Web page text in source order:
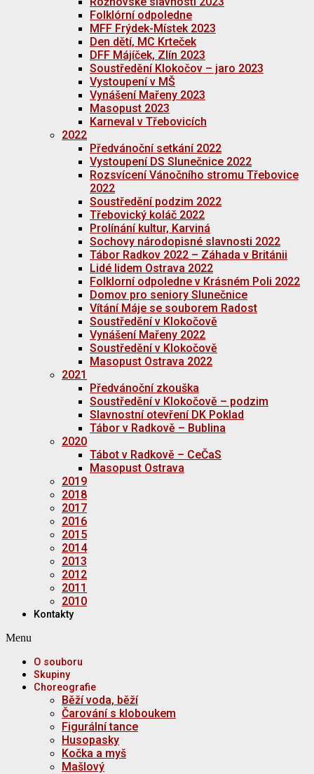
Folklórní odpoledne
MFF Frýdek-Místek 2023
Den dětí, MC Krteček
DFF Májíček, Zlín 2023
Soustředění Klokočov – jaro 2023
Vystoupení v MŠ
Vynášení Mařeny 2023
Masopust 2023
Karneval v Třebovicích
2022
Předvánoční setkání 2022
Vystoupení DS Slunečnice 2022
Rozsvícení Vánočního stromu Třebovice
2022
Soustředění podzim 2022
Třebovický koláč 2022
Prolínání kultur, Karviná
Sochovy národopisné slavnosti 2022
Tábor Radkov 2022 – Záhada v Británii
Lidé lidem Ostrava 2022
Folklorní odpoledne v Krásném Poli 2022
Domov pro seniory Slunečnice
Vítání Máje se souborem Radost
Soustředění v Klokočově
Vynášení Mařeny 2022
Soustředění v Klokočově
Masopust Ostrava 2022
2021
Předvánoční zkouška
Soustředění v Klokočově – podzim
Slavnostní otevření DK Poklad
Tábor v Radkově – Bublina
2020
Tábot v Radkově – CeČaS
Masopust Ostrava
2019
2018
2017
2016
2015
2014
2013
2012
2011
2010
Kontakty
Menu
O souboru
Skupiny
Choreografie
Běží voda, běží
Čarování s kloboukem
Figurální tance
Husopasky
Kočka a myš
Mašlový